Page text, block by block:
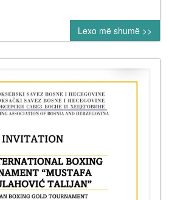
turneut
ndërkombëtar
“Mustafa
Hajrulahović
Talijan”
Lexo më shumë >>